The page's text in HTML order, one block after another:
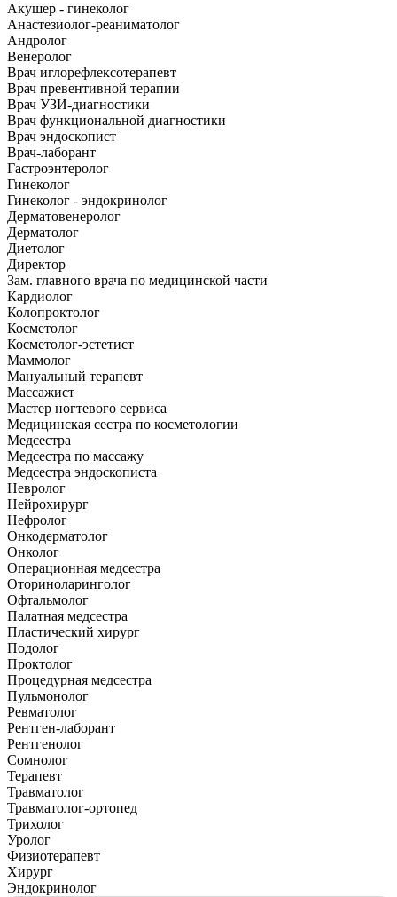
Акушер - гинеколог
Анастезиолог-реаниматолог
Андролог
Венеролог
Врач иглорефлексотерапевт
Врач превентивной терапии
Врач УЗИ-диагностики
Врач функциональной диагностики
Врач эндоскопист
Врач-лаборант
Гастроэнтеролог
Гинеколог
Гинеколог - эндокринолог
Дерматовенеролог
Дерматолог
Диетолог
Директор
Зам. главного врача по медицинской части
Кардиолог
Колопроктолог
Косметолог
Косметолог-эстетист
Маммолог
Мануальный терапевт
Массажист
Мастер ногтевого сервиса
Медицинская сестра по косметологии
Медсестра
Медсестра по массажу
Медсестра эндоскописта
Невролог
Нейрохирург
Нефролог
Онкодерматолог
Онколог
Операционная медсестра
Оториноларинголог
Офтальмолог
Палатная медсестра
Пластический хирург
Подолог
Проктолог
Процедурная медсестра
Пульмонолог
Ревматолог
Рентген-лаборант
Рентгенолог
Сомнолог
Терапевт
Травматолог
Травматолог-ортопед
Трихолог
Уролог
Физиотерапевт
Хирург
Эндокринолог